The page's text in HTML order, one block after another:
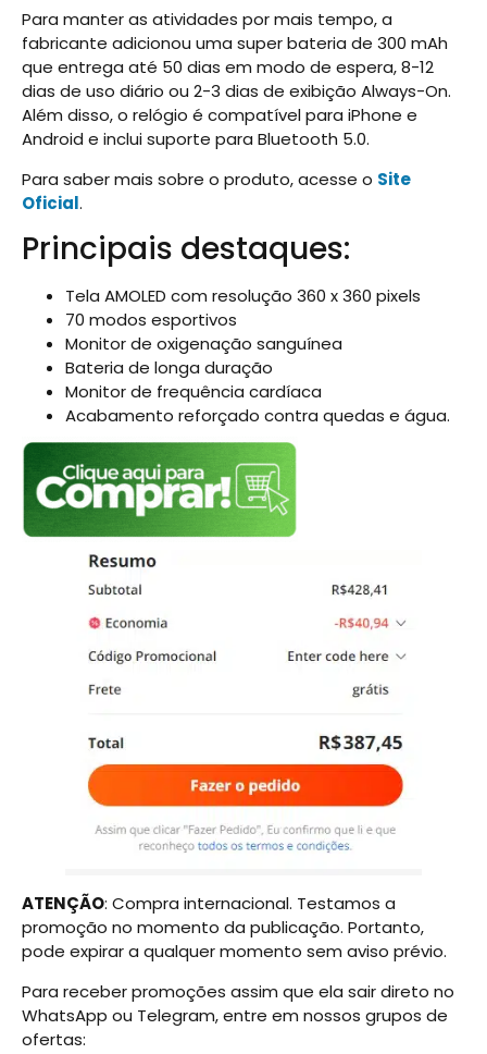
Para manter as atividades por mais tempo, a
fabricante adicionou uma super bateria de 300 mAh
que entrega até 50 dias em modo de espera, 8-12
dias de uso diário ou 2-3 dias de exibição Always-On.
Além disso, o relógio é compatível para iPhone e
Android e inclui suporte para Bluetooth 5.0.
Para saber mais sobre o produto, acesse o Site
Oficial.
Principais destaques:
Tela AMOLED com resolução 360 x 360 pixels
70 modos esportivos
Monitor de oxigenação sanguínea
Bateria de longa duração
Monitor de frequência cardíaca
Acabamento reforçado contra quedas e água.
ATENÇÃO: Compra internacional. Testamos a
promoção no momento da publicação. Portanto,
pode expirar a qualquer momento sem aviso prévio.
Para receber promoções assim que ela sair direto no
WhatsApp ou Telegram, entre em nossos grupos de
ofertas: